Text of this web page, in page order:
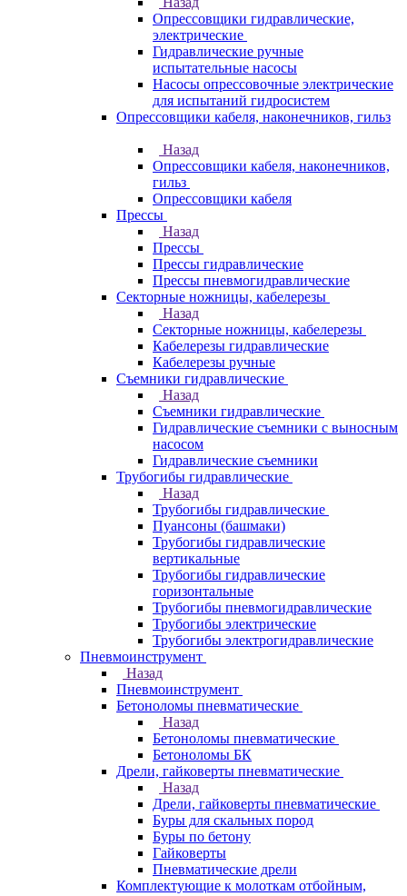
Опрессовщики гидравлические,
электрические
Гидравлические ручные
испытательные насосы
Насосы опрессовочные электрические
для испытаний гидросистем
Опрессовщики кабеля, наконечников, гильз
Назад
Опрессовщики кабеля, наконечников,
гильз
Опрессовщики кабеля
Прессы
Назад
Прессы
Прессы гидравлические
Прессы пневмогидравлические
Секторные ножницы, кабелерезы
Назад
Секторные ножницы, кабелерезы
Кабелерезы гидравлические
Кабелерезы ручные
Съемники гидравлические
Назад
Съемники гидравлические
Гидравлические cъемники с выносным
насосом
Гидравлические съемники
Трубогибы гидравлические
Назад
Трубогибы гидравлические
Пуансоны (башмаки)
Трубогибы гидравлические
вертикальные
Трубогибы гидравлические
горизонтальные
Трубогибы пневмогидравлические
Трубогибы электрические
Трубогибы электрогидравлические
Пневмоинструмент
Назад
Пневмоинструмент
Бетоноломы пневматические
Назад
Бетоноломы пневматические
Бетоноломы БК
Дрели, гайковерты пневматические
Назад
Дрели, гайковерты пневматические
Буры для скальных пород
Буры по бетону
Гайковерты
Пневматические дрели
Комплектующие к молоткам отбойным,